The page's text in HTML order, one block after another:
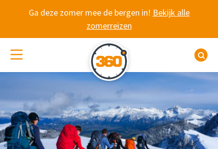
Ga deze zomer mee de bergen in! Bekijk alle
zomerreizen
(De)activeer site navigatie
NKBV REIZEN